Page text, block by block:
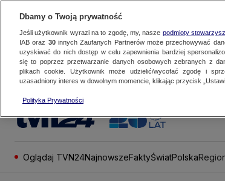
Oglądaj TVN24NajnowszeFaktyŚwiatPolska
Dbamy o Twoją prywatność
Jeśli użytkownik wyrazi na to zgodę, my, nasze podmioty
IAB oraz 30innych Zaufanych Partnerów może przechowywać
uzyskiwać do nich dostęp w celu zapewnienia bardziej
się to poprzez przetwarzanie danych osobowych zebranych z
plikach cookie. Użytkownik może udzielić/wycofać zgodę i
uzasadniony interes w dowolnym momencie, klikając przycisk
Polityka Prywatności